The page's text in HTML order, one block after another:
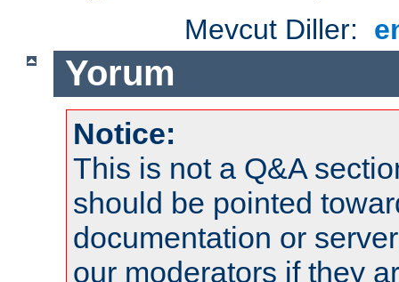
Mevcut Diller:
Yorum
Notice:
This is not a Q&A
should be pointed
documentation or
our moderators if they